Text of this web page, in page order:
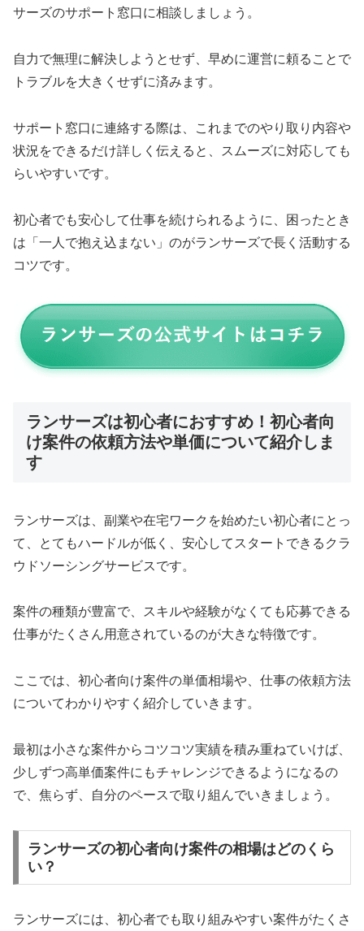
サーズのサポート窓口に相談しましょう。
自力で無理に解決しようとせず、早めに運営に頼ることで
トラブルを大きくせずに済みます。
サポート窓口に連絡する際は、これまでのやり取り内容や
状況をできるだけ詳しく伝えると、スムーズに対応しても
らいやすいです。
初心者でも安心して仕事を続けられるように、困ったとき
は「一人で抱え込まない」のがランサーズで長く活動する
コツです。
ランサーズは初心者におすすめ！初心者向
け案件の依頼方法や単価について紹介しま
す
ランサーズは、副業や在宅ワークを始めたい初心者にとっ
て、とてもハードルが低く、安心してスタートできるクラ
ウドソーシングサービスです。
案件の種類が豊富で、スキルや経験がなくても応募できる
仕事がたくさん用意されているのが大きな特徴です。
ここでは、初心者向け案件の単価相場や、仕事の依頼方法
についてわかりやすく紹介していきます。
最初は小さな案件からコツコツ実績を積み重ねていけば、
少しずつ高単価案件にもチャレンジできるようになるの
で、焦らず、自分のペースで取り組んでいきましょう。
ランサーズの初心者向け案件の相場はどのくら
い？
ランサーズには、初心者でも取り組みやすい案件がたくさ